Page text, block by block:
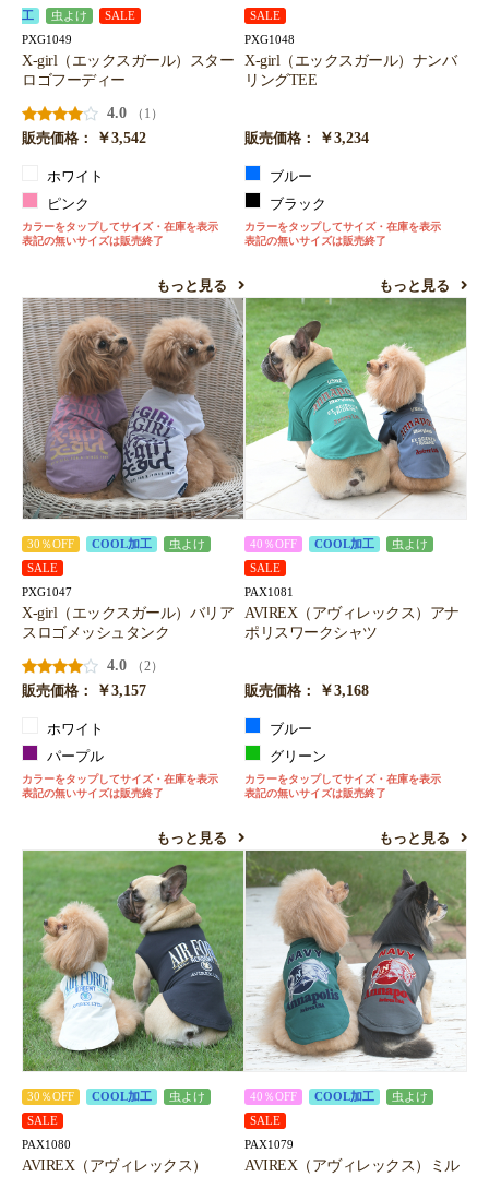
工
虫よけ SALE
PXG1049
X-girl（エックスガール）スター
ロゴフーディー
4.0
（1）
販売価格：
￥3,542
ホワイト
ピンク
カラーをタップしてサイズ・在庫を表示
表記の無いサイズは販売終了
もっと見る
SALE
PXG1048
X-girl（エックスガール）ナンバ
リングTEE
販売価格： ￥3,234
ブルー
ブラック
カラーをタップしてサイズ・在庫を表示
表記の無いサイズは販売終了
もっと見る
30％OFF COOL加工
虫よけ
SALE
PXG1047
X-girl（エックスガール）バリア
スロゴメッシュタンク
4.0
（2）
販売価格：
￥3,157
ホワイト
パープル
カラーをタップしてサイズ・在庫を表示
表記の無いサイズは販売終了
もっと見る
40％OFF COOL加工
虫よけ
SALE
PAX1081
AVIREX（アヴィレックス）アナ
ポリスワークシャツ
販売価格： ￥3,168
ブルー
グリーン
カラーをタップしてサイズ・在庫を表示
表記の無いサイズは販売終了
もっと見る
30％OFF COOL加工
虫よけ
SALE
PAX1080
AVIREX（アヴィレックス）
40％OFF COOL加工
虫よけ
SALE
PAX1079
AVIREX（アヴィレックス）ミル